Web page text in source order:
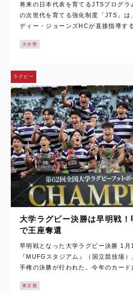
将来の日本代表を育てるJTSプログラ
の次世代を育てる強化制度「JTS」は
ディー・ジョーンズHCが直接指導す
え、公募制度で新たな才能も参…
大分県
ラグビー
大学ラグビー決勝は早明戦
で王座奪還
早明戦となった大学ラグビー決勝 1
『MUFGスタジアム』（国立競技場
手権の決勝が行われた。今年のカー
た。 早明戦となった決勝は、6大…
東京都